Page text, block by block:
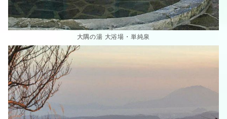
大隅の湯 大浴場・単純泉